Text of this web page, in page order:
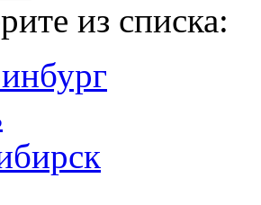
из списка: